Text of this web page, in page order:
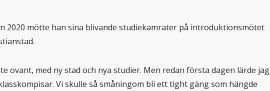
2020 mötte han sina blivande studiekamrater på introduktionsmötet
ovant, med ny stad och nya studier. Men redan första dagen lärde jag
Vi skulle så småningom bli ett tight gäng som hängde